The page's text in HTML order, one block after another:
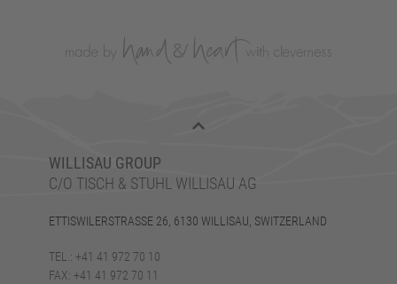
WILLISAU GROUP
C/O TISCH & STUHL WILLISAU AG
ETTISWILERSTRASSE 26, 6130 WILLISAU, SWITZERLAND
TEL.: +41 41 972 70 10
FAX: +41 41 972 70 11